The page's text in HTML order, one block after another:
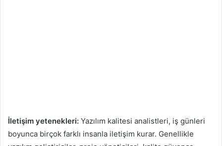
İletişim yetenekleri: Yazılım kalitesi analistleri, iş günleri
boyunca birçok farklı insanla iletişim kurar. Genellikle